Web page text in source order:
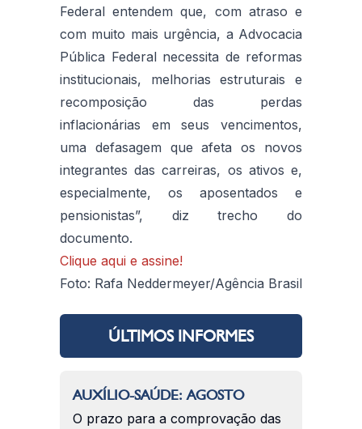
Federal entendem que, com atraso e
com muito mais urgência, a Advocacia
Pública Federal necessita de reformas
institucionais, melhorias estruturais e
recomposição das perdas
inflacionárias em seus vencimentos,
uma defasagem que afeta os novos
integrantes das carreiras, os ativos e,
especialmente, os aposentados e
pensionistas”, diz trecho do
documento.
Clique aqui e assine!
Foto: Rafa Neddermeyer/Agência Brasil
ÚLTIMOS INFORMES
AUXÍLIO-SAÚDE: AGOSTO
O prazo para a comprovação das